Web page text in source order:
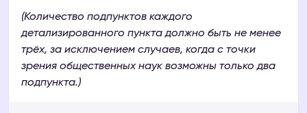
(Количество подпунктов каждого
детализированного пункта должно быть не менее
трёх, за исключением случаев, когда с точки
зрения общественных наук возможны только два
подпункта.)